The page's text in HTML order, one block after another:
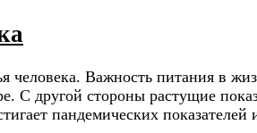
Важность питания в
С другой стороны растущие
пандемических показателей